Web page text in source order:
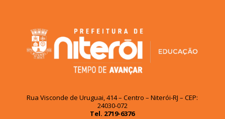
Rua Visconde de Uruguai, 414 – Centro – Niterói-RJ – CEP:
24030-072
Tel. 2719-6376